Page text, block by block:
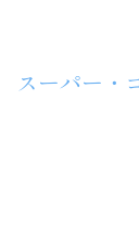
スーパー・